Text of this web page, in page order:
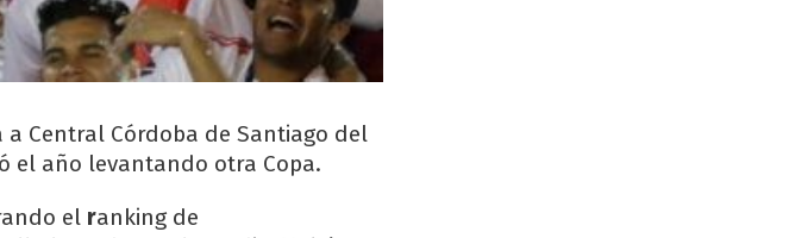
Central Córdoba de Santiago del
el año levantando otra Copa.
el ranking de